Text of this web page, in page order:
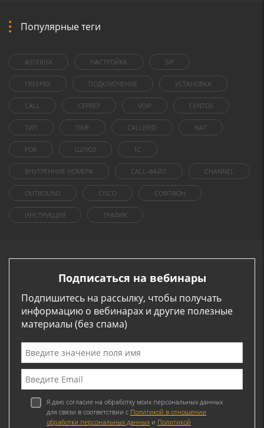
Популярные теги
ASTERISK НАСТРОЙКА SIP
FREEPBX ПОДКЛЮЧЕНИЕ УСТАНОВКА
CALL СЕРВЕР VOIP CENTOS
ТИП TIME CALLERID NAT
FOR ШЛЮЗ 1C
ВНУТРЕННИЕ НОМЕРА CALL-ФАЙЛ CHANNEL
OUTBOUND CISCO СОФТФОН
ИНСТРУКЦИЯ ТРАФИК
Подписаться на вебинары
Подпишитесь на рассылку, чтобы получать
информацию о вебинарах и другие полезные
материалы (без спама)
Я даю согласие на обработку моих персональных данных
для связи в соответствии с Политикой в отношении
обработки персональных данных и Политикой